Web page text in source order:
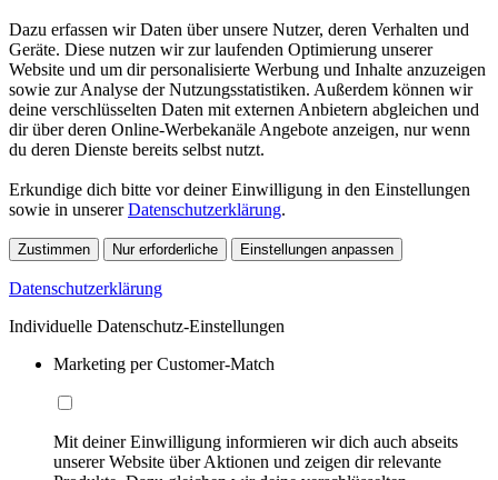
Dazu erfassen wir Daten über unsere Nutzer, deren Verhalten und
Geräte. Diese nutzen wir zur laufenden Optimierung unserer
Website und um dir personalisierte Werbung und Inhalte anzuzeigen
sowie zur Analyse der Nutzungsstatistiken. Außerdem können wir
deine verschlüsselten Daten mit externen Anbietern abgleichen und
dir über deren Online-Werbekanäle Angebote anzeigen, nur wenn
du deren Dienste bereits selbst nutzt.
Erkundige dich bitte vor deiner Einwilligung in den Einstellungen
sowie in unsererDatenschutzerklärung.
Zustimmen Nur erforderliche Einstellungen anpassen
Datenschutzerklärung
Individuelle Datenschutz-Einstellungen
Marketing per Customer-Match
Mit deiner Einwilligung informieren wir dich auch abseits
unserer Website über Aktionen und zeigen dir relevante